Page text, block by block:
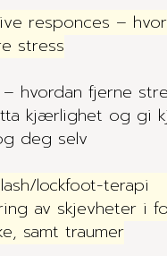
responces –
stress
– hvordan fjerne
kjærlighet og gi
deg selv
lockfoot-
av skjevheter i
samt traumer